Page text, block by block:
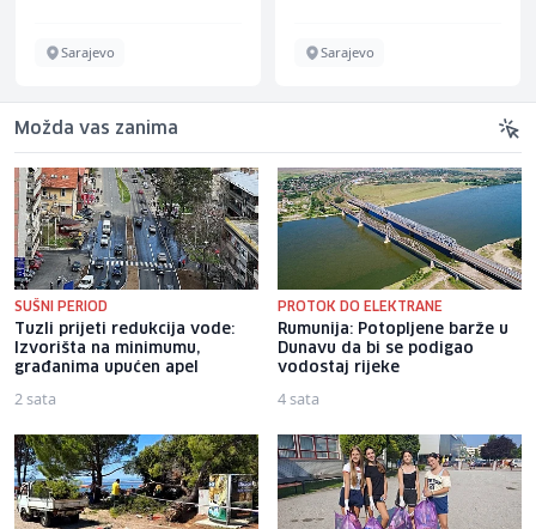
Sarajevo Sarajevo
Možda vas zanima
SUŠNI PERIOD
Tuzli prijeti redukcija vode:
Izvorišta na minimumu,
građanima upućen apel
2 sata
PROTOK DO ELEKTRANE
Rumunija: Potopljene barže u
Dunavu da bi se podigao
vodostaj rijeke
4 sata